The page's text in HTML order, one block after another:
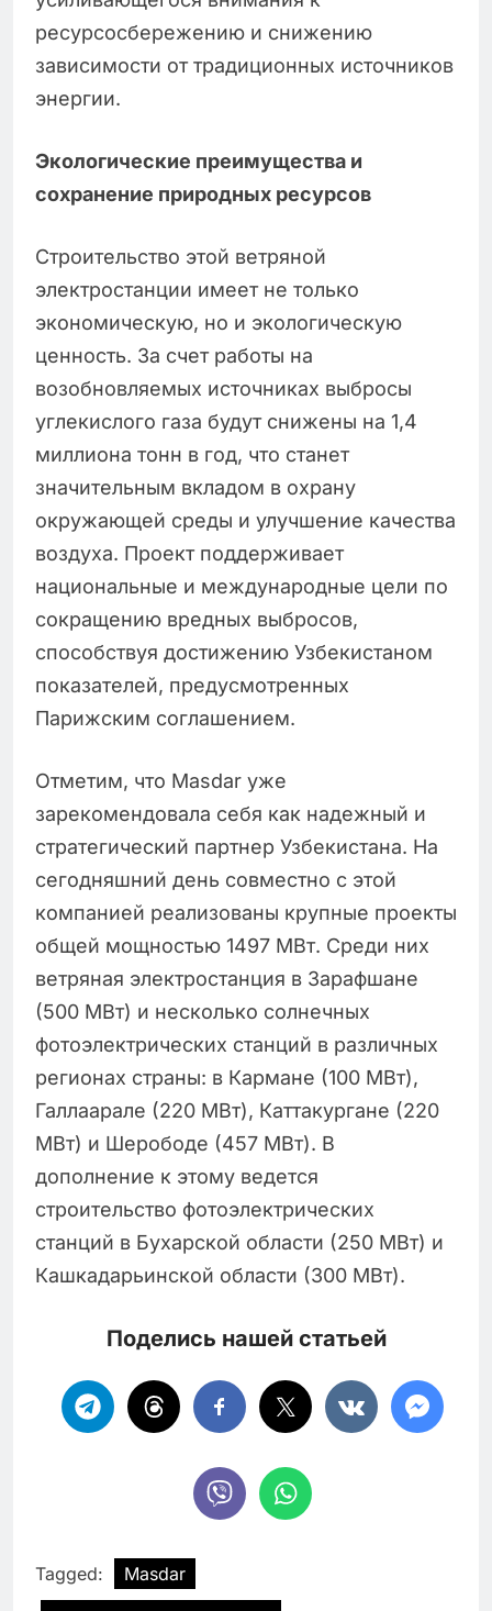
ресурсосбережению и снижению
зависимости от традиционных источников
энергии.
Экологические преимущества и
сохранение природных ресурсов
Строительство этой ветряной
электростанции имеет не только
экономическую, но и экологическую
ценность. За счет работы на
возобновляемых источниках выбросы
углекислого газа будут снижены на 1,4
миллиона тонн в год, что станет
значительным вкладом в охрану
окружающей среды и улучшение качества
воздуха. Проект поддерживает
национальные и международные цели по
сокращению вредных выбросов,
способствуя достижению Узбекистаном
показателей, предусмотренных
Парижским соглашением.
Отметим, что Masdar уже
зарекомендовала себя как надежный и
стратегический партнер Узбекистана. На
сегодняшний день совместно с этой
компанией реализованы крупные проекты
общей мощностью 1497 МВт. Среди них
ветряная электростанция в Зарафшане
(500 МВт) и несколько солнечных
фотоэлектрических станций в различных
регионах страны: в Кармане (100 МВт),
Галлаарале (220 МВт), Каттакургане (220
МВт) и Шерободе (457 МВт). В
дополнение к этому ведется
строительство фотоэлектрических
станций в Бухарской области (250 МВт) и
Кашкадарьинской области (300 МВт).
Поделись нашей статьей
Tagged:
Masdar